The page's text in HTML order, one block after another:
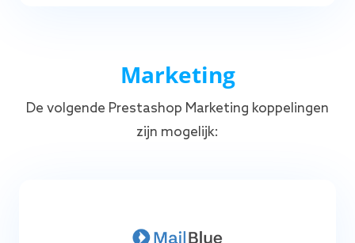
Marketing
De volgende Prestashop Marketing koppelingen
zijn mogelijk: